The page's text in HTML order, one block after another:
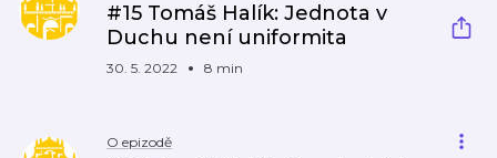
#15 Tomáš Halík: Jednota v
Duchu není uniformita
30. 5. 2022 8 min
O epizodě